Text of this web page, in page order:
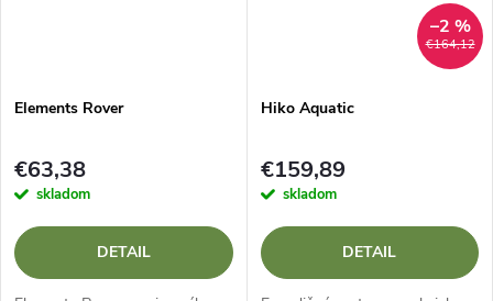
Elements Rover
€63,38
skladom
DETAIL
€164,12
–2 %
Hiko Aquatic
€159,89
skladom
DETAIL